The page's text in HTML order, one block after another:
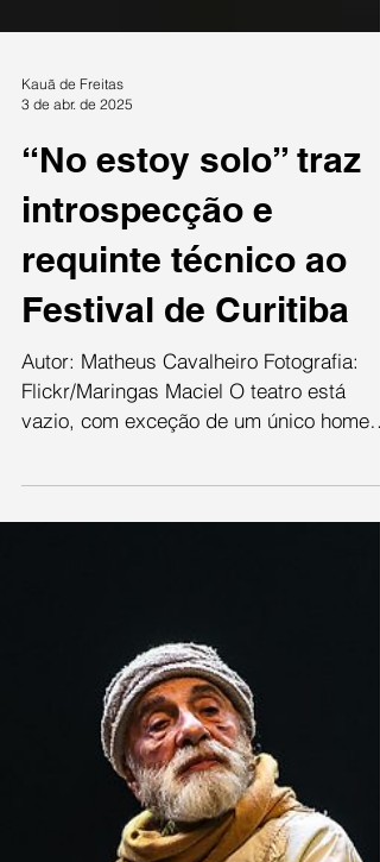
3 de abr. de 2025
“No estoy solo” traz
introspecção e
requinte técnico ao
Festival de Curitiba
Autor: Matheus Cavalheiro Fotografia:
Flickr/Maringas Maciel O teatro está